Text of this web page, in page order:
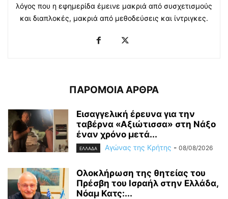
λόγος που η εφημερίδα έμεινε μακριά από συσχετισμούς
και διαπλοκές, μακριά από μεθοδεύσεις και ίντριγκες.
ΠΑΡΟΜΟΙΑ ΑΡΘΡΑ
Εισαγγελική έρευνα για την
ταβέρνα «Αξιώτισσα» στη Νάξο
έναν χρόνο μετά...
ΕΛΛΑΔΑ Αγώνας της Κρήτης - 08/08/2026
Ολοκλήρωση της θητείας του
Πρέσβη του Ισραήλ στην Ελλάδα,
Νόαμ Κατς:...